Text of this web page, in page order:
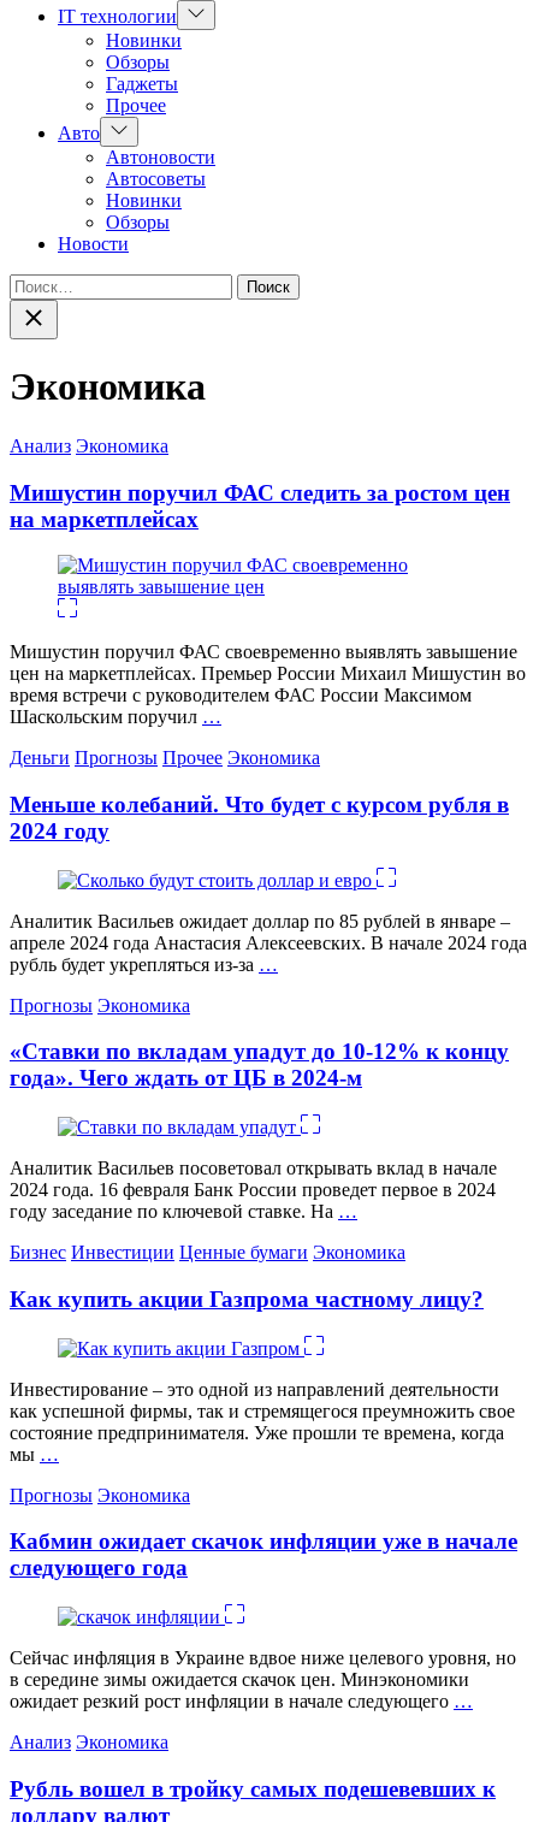
IT технологии
Показать
подменю
Новинки
Обзоры
Гаджеты
Прочее
Авто Показать
подменю
Автоновости
Автосоветы
Новинки
Обзоры
Новости
Найти:
Закрыть
поиск
Экономика
Категории
Анализ Экономика
Мишустин поручил ФАС следить за ростом цен
на маркетплейсах
Мишустин поручил ФАС своевременно выявлять завышение
цен на маркетплейсах. Премьер России Михаил Мишустин во
время встречи с руководителем ФАС России Максимом
Шаскольским поручил …
Категории
Деньги Прогнозы Прочее Экономика
Меньше колебаний. Что будет с курсом рубля в
2024 году
Аналитик Васильев ожидает доллар по 85 рублей в январе –
апреле 2024 года Анастасия Алексеевских. В начале 2024 года
рубль будет укрепляться из-за …
Категории
Прогнозы Экономика
«Ставки по вкладам упадут до 10-12% к концу
года». Чего ждать от ЦБ в 2024-м
Аналитик Васильев посоветовал открывать вклад в начале
2024 года. 16 февраля Банк России проведет первое в 2024
году заседание по ключевой ставке. На …
Категории
Бизнес Инвестиции Ценные бумаги Экономика
Как купить акции Газпрома частному лицу?
Инвестирование – это одной из направлений деятельности
как успешной фирмы, так и стремящегося преумножить свое
состояние предпринимателя. Уже прошли те времена, когда
мы …
Категории
Прогнозы Экономика
Кабмин ожидает скачок инфляции уже в начале
следующего года
Сейчас инфляция в Украине вдвое ниже целевого уровня, но
в середине зимы ожидается скачок цен. Минэкономики
ожидает резкий рост инфляции в начале следующего …
Категории
Анализ Экономика
Рубль вошел в тройку самых подешевевших к
доллару валют